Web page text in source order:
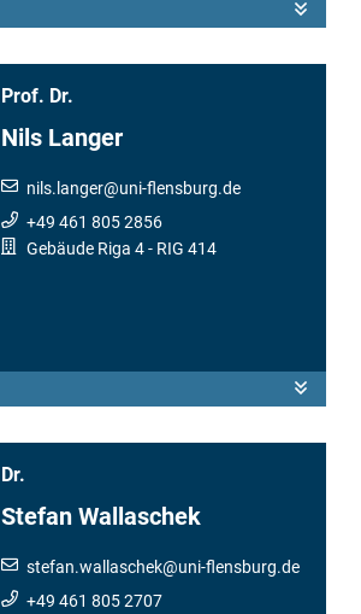
Prof. Dr.
Nils Langer
nils.langer@uni-flensburg.de
+49 461 805 2856
Gebäude Riga 4- RIG 414
Dr.
Stefan Wallaschek
stefan.wallaschek@uni-flensburg.de
+49 461 805 2707